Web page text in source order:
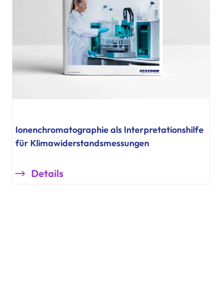
Ionenchromatographie als Interpretationshilfe
für Klimawiderstandsmessungen
Details